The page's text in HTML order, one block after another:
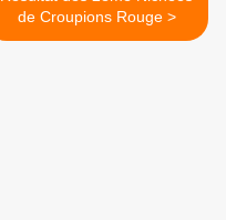
de Croupions Rouge >